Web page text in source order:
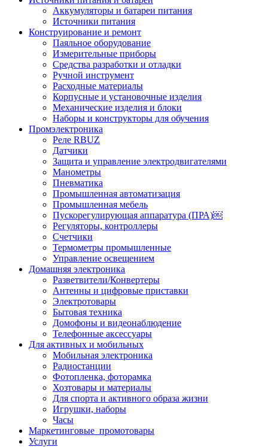
Аккумуляторы и батареи питания
Источники питания
Конструирование и ремонт
Паяльное оборудование
Измерительные приборы
Средства разработки и отладки
Ручной инструмент
Расходные материалы
Корпусные и установочные изделия
Механические изделия и блоки
Наборы и конструкторы для обучения
Промэлектроника
Реле RBUZ
Датчики
Защита и управление электродвигателями
Манометры
Пневматика
Промышленная автоматизация
Промышленная мебель
Пускорегулирующая аппаратура (ПРА)￼
Регуляторы, контроллеры
Счетчики
Термометры промышленные
Управление освещением
Домашняя электроника
Разветвители/Конвертеры
Антенны и цифровые приставки
Электротовары
Бытовая техника
Домофоны и видеонаблюдение
Телефонные аксессуары
Для активных и мобильных
Мобильная электроника
Радиостанции
Фотопленка, фоторамка
Хозтовары и материалы
Для спорта и активного образа жизни
Игрушки, наборы
Часы
Маркетинговые_промотовары
Услуги